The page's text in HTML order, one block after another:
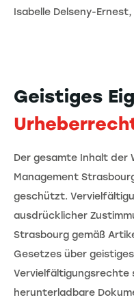
Isabelle Delseny-Ernest,
Geistiges
Der gesamte Inhalt der
Management
geschützt.
ausdrücklicher
Strasbourg gemäß
Gesetzes über
Vervielfältigungsrechte
herunterladbare